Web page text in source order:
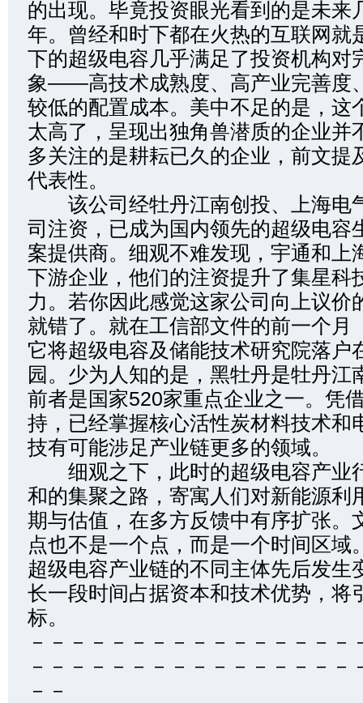
的出现。毕竟投资眼光看到的是未来
年。曾经和时下都在火热的互联网就
下的超级电容几乎满足了投资机构对
象——高技术成熟度、高产业完善度
较低的配置成本。美中不足的是，这
太高了，呈现出独角兽潜质的企业并
多关注的是耕耘已久的企业，前文提
代表性。
该公司经牡丹江南创投、上海电
司注资，已成为国内领先的超级电容
案提供商。细观不难发现，宇通和上
下游企业，他们的注资提升了集星科
力。若你因此感觉这家公司向上议价
就错了。就在工信部文件的前一个月
它将超级电容及储能技术研究院落户
园。少为人知的是，黑牡丹是牡丹江
前者是国家520家重点企业之一。凭
持，已经掌握核心活性炭材料技术和
技有可能涉足产业链更多的领域。
细观之下，此时的超级电容产业
和的集聚之路，寄寓人们对新能源利
期与估值，在多方反馈中有序扩张。
点也不是一个点，而是一个时间区域
超级电容产业链的不同主体先后发生
长一段时间占据资本和技术优势，将
标。
－－－－－－－－－－－－－－－－
－－－－－－－－－－－－－－－－
－－